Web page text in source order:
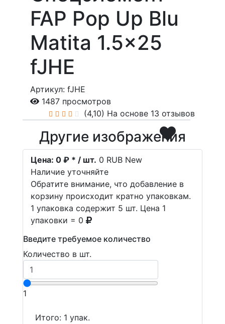
FAP Pop Up Blu
Matita 1.5x25
fJHE
Артикул: fJHE
1487 просмотров
(4,10) На основе 13 отзывов
Другие изображения
Цена: 0 ₽ * / шт. 0 RUB New
Наличие уточняйте
Обратите внимание, что добавление в
корзину происходит кратно упаковкам.
1 упаковка содержит 5 шт. Цена 1
упаковки = 0
Введите требуемое количество
Количество в шт.
1
Итого: 1 упак.